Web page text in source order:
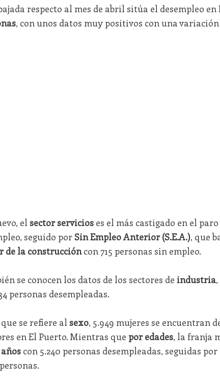
respecto al mes de abril sitúa el desempleo en
, con unos datos muy positivos con una variación
el sector servicioses el más castigado en el
seguido porSin Empleo Anterior (S.E.A.), que
de la construccióncon 715 personas sin empleo.
se conocen los datos de los sectores de industria
personas desempleadas.
se refiere al sexo, 5.949 mujeres se encuentran
en El Puerto. Mientras que por edades, la franja
con 5.240 personas desempleadas, seguidas